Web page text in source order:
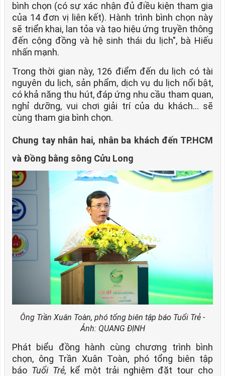
bình chọn (có sự xác nhận đủ điều kiện tham gia
của 14 đơn vị liên kết). Hành trình bình chọn này
sẽ triển khai, lan tỏa và tạo hiệu ứng truyền thông
đến cộng đồng và hệ sinh thái du lịch", bà Hiếu
nhấn mạnh.
Trong thời gian này, 126 điểm đến du lịch có tài
nguyên du lịch, sản phẩm, dịch vụ du lịch nổi bật,
có khả năng thu hút, đáp ứng nhu cầu tham quan,
nghỉ dưỡng, vui chơi giải trí của du khách… sẽ
cùng tham gia bình chọn.
Chung tay nhân hai, nhân ba khách đến TP.HCM
và Đồng bằng sông Cửu Long
Ông Trần Xuân Toàn, phó tổng biên tập báo Tuổi Trẻ -
Ảnh: QUANG ĐỊNH
Phát biểu đồng hành cùng chương trình bình
chọn, ông Trần Xuân Toàn, phó tổng biên tập
báo Tuổi Trẻ, kể một trải nghiệm đặt tour cho